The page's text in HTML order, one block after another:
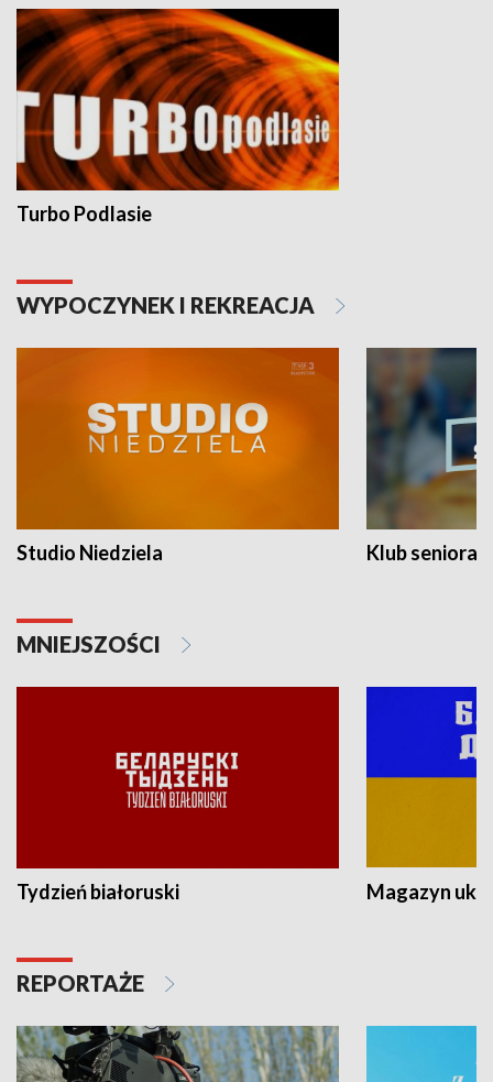
Turbo Podlasie
WYPOCZYNEK I REKREACJA
Studio Niedziela Klub seniora
MNIEJSZOŚCI
Tydzień białoruski Magazyn
REPORTAŻE